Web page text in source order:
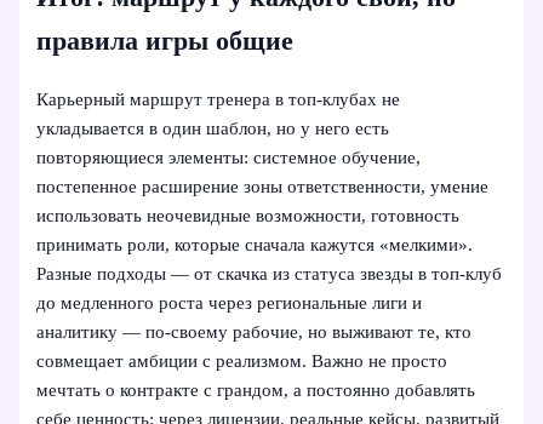
правила игры общие
Карьерный маршрут тренера в топ-клубах не
укладывается в один шаблон, но у него есть
повторяющиеся элементы: системное обучение,
постепенное расширение зоны ответственности, умение
использовать неочевидные возможности, готовность
принимать роли, которые сначала кажутся «мелкими».
Разные подходы — от скачка из статуса звезды в топ-клуб
до медленного роста через региональные лиги и
аналитику — по-своему рабочие, но выживают те, кто
совмещает амбиции с реализмом. Важно не просто
мечтать о контракте с грандом, а постоянно добавлять
себе ценность: через лицензии, реальные кейсы, развитый